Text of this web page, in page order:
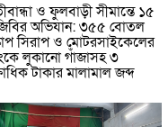
ও ফুলবাড়ী সীমান্তে ১৫
অভিযান: ৩৫৫ বোতল
সিরাপ ও মোটরসাইকেলের
লুকানো গাঁজাসহ ৩
টাকার মালামাল জব্দ